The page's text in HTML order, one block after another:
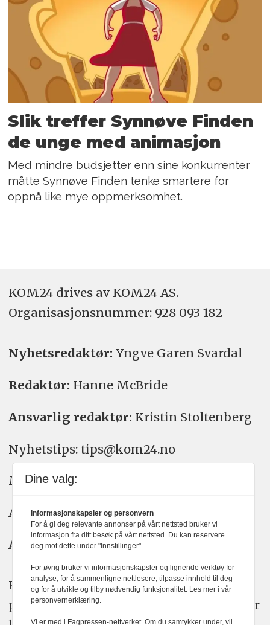
Slik treffer Synnøve Finden
de unge med animasjon
Med mindre budsjetter enn sine konkurrenter
måtte Synnøve Finden tenke smartere for
oppnå like mye oppmerksomhet.
KOM24 drives av KOM24 AS.
Organisasjons­nummer: 928 093 182
Nyhetsredaktør: Yngve Garen Svardal
Redaktør: Hanne McBride
Ansvarlig redaktør: Kristin Stoltenberg
Nyhetstips: tips@kom24.no
Meninger: meninger@kom24.no
Annonse: annonse@watchmedia.no
Abonnement:kom24@watchmedia.no
KOM24 arbeider etter Vær Varsom-
plakatens regler for god presseskikk. Her
Dine valg:
Informasjonskapsler og personvern
For å gi deg relevante annonser på vårt nettsted bruker vi
informasjon fra ditt besøk på vårt nettsted. Du kan reservere
deg mot dette under "Innstillinger".
For øvrig bruker vi informasjonskapsler og lignende verktøy for
analyse, for å sammenligne nettlesere, tilpasse innhold til deg
og for å utvikle og tilby nødvendig funksjonalitet. Les mer i vår
personvernerklæring.
Vi er med i Fagpressen-nettverket. Om du samtykker under, vil